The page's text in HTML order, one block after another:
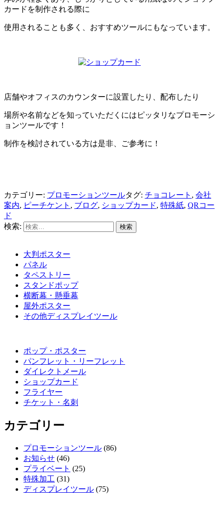
カードを制作される際に
使用されることも多く、おすすめツールにもなっています。
店舗やオフィスのカウンターに設置したり、配布したり
場所や名前などを知っていただくにはピッタリなプロモーシ
ョンツールです！
制作を検討されている方は是非、ご参考に！
カテゴリー: プロモーションツールタグ: チョコレート , 会社
案内, ピーチケント , ブログ, ショップカード, 特殊紙, QRコー
ド
検索:
大判ポスター
パネル
タペストリー
スタンドポップ
横断幕・懸垂幕
屋外ポスター
その他ディスプレイツール
ポップ・ポスター
パンフレット・リーフレット
ダイレクトメール
ショップカード
フライヤー
チケット・名刺
カテゴリー
プロモーションツール (86)
お知らせ (46)
プライベート (25)
特殊加工 (31)
ディスプレイツール (75)